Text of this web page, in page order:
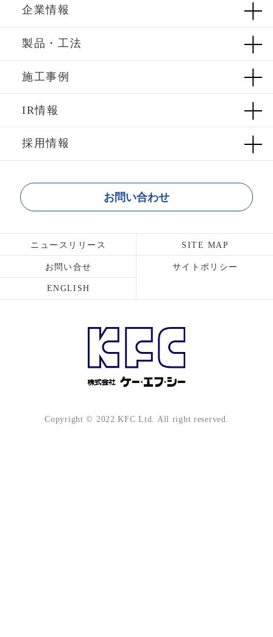
企業情報
製品・工法
施工事例
IR情報
採用情報
お問い合わせ
ニュースリリース SITE MAP
お問い合せ サイトポリシー
ENGLISH
Copyright © 2022 KFC Ltd. All right reserved.